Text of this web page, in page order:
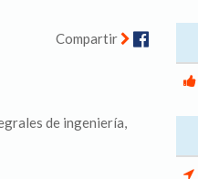
Compartir
de ingeniería,